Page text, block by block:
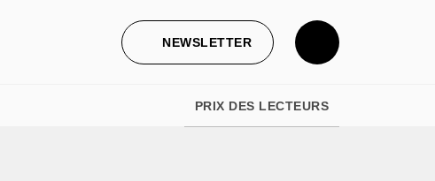
NEWSLETTER
PRIX DES LECTEURS